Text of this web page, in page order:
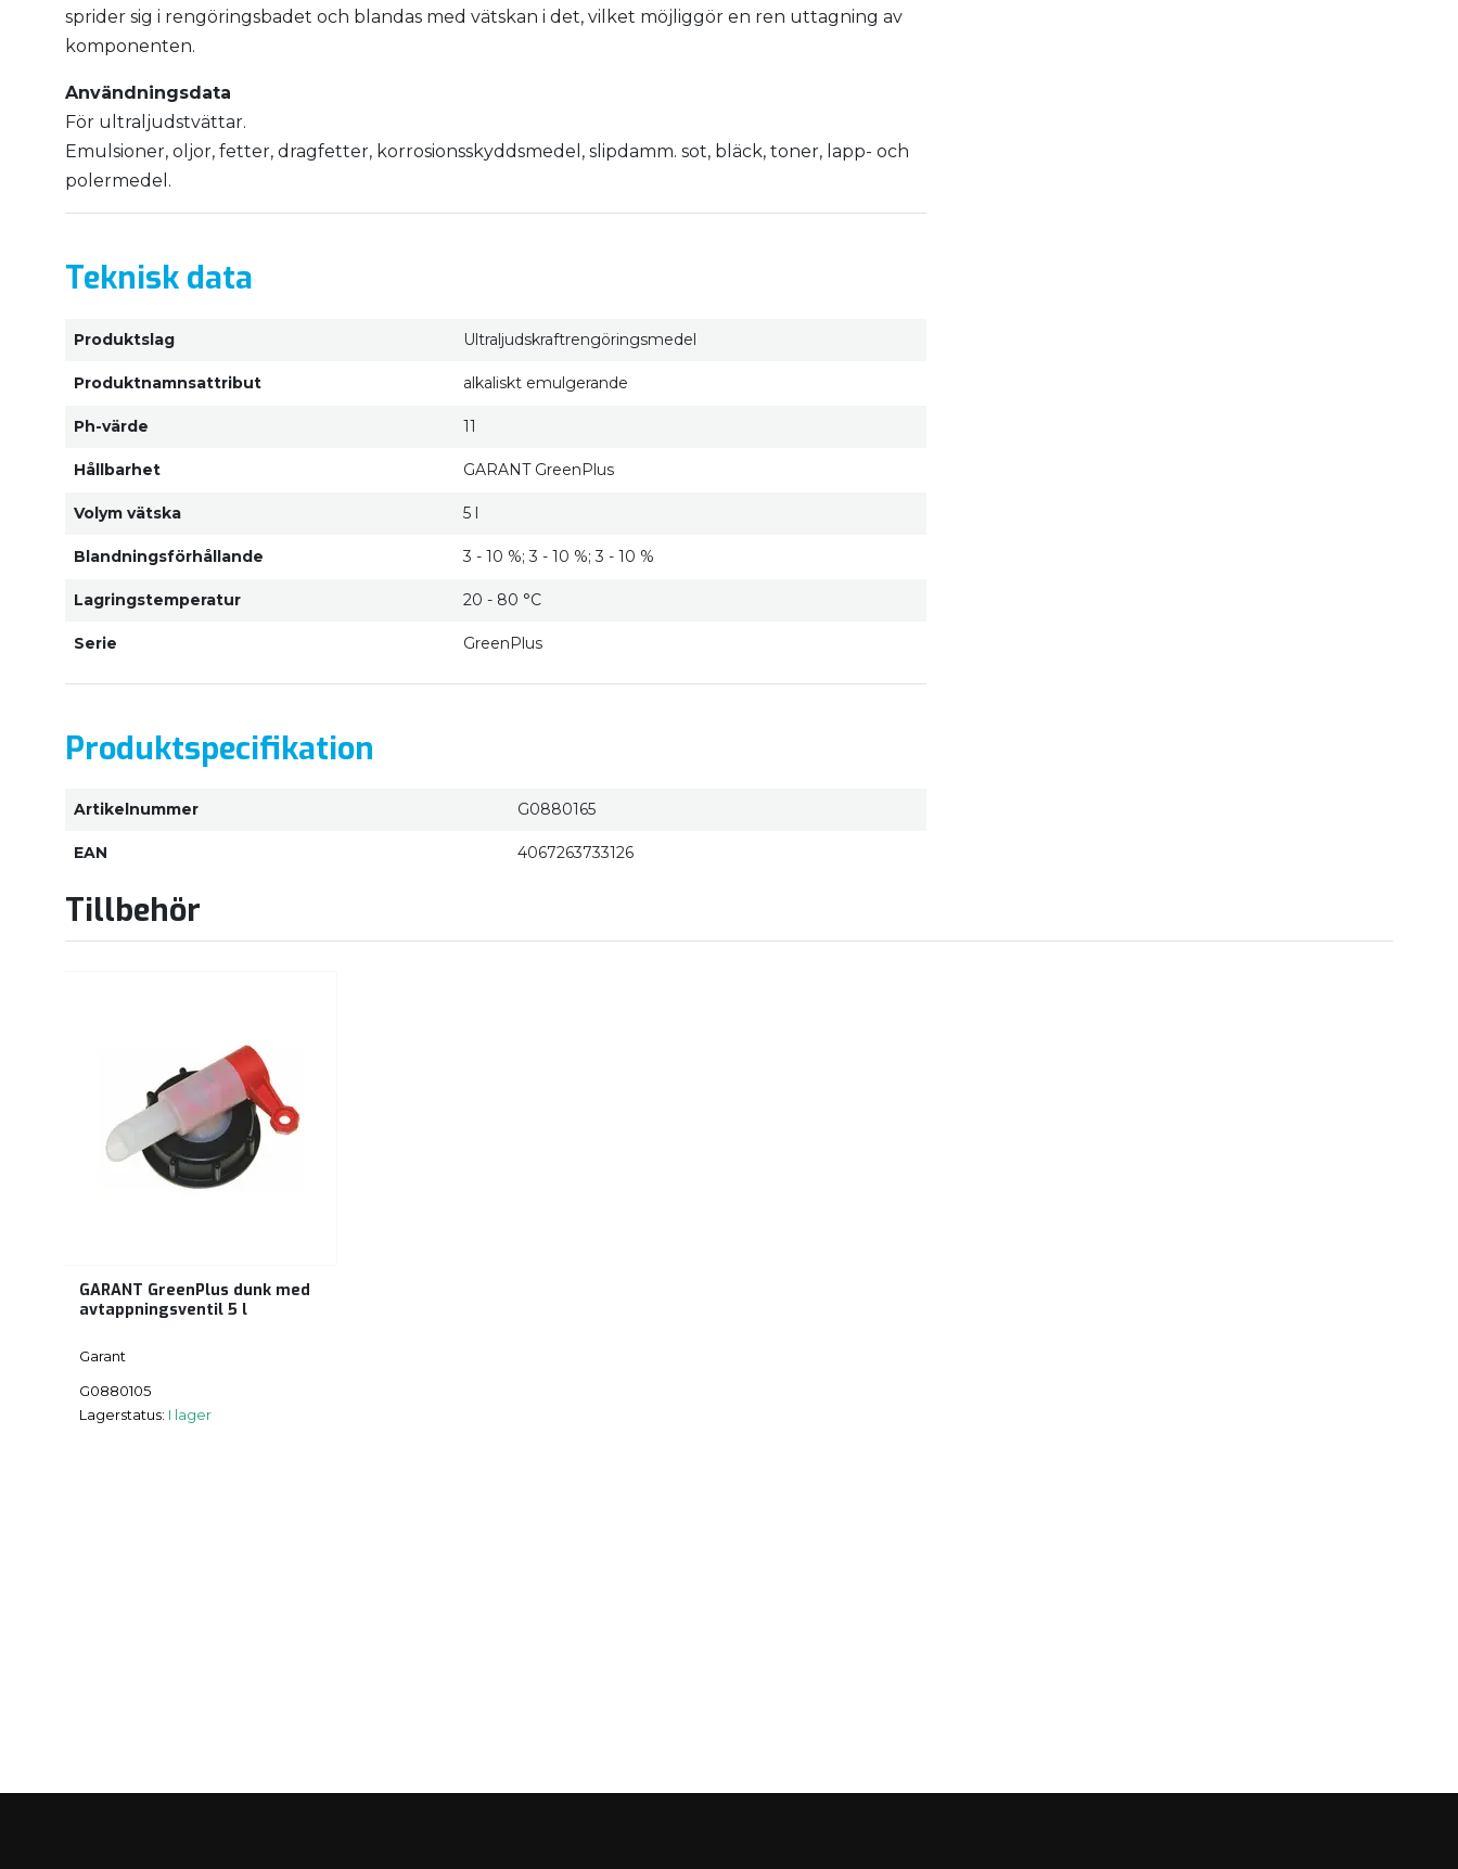
sprider sig i rengöringsbadet och blandas med vätskan i det, vilket möjliggör en ren uttagning av
komponenten.
Användningsdata
För ultraljudstvättar.
Emulsioner, oljor, fetter, dragfetter, korrosionsskyddsmedel, slipdamm. sot, bläck, toner, lapp- och
polermedel.
Teknisk data
Produktslag Ultraljudskraftrengöringsmedel
Produktnamnsattribut alkaliskt emulgerande
Ph-värde 11
Hållbarhet GARANT GreenPlus
Volym vätska 5 l
Blandningsförhållande 3 - 10 %; 3 - 10 %; 3 - 10 %
Lagringstemperatur 20 - 80 °C
Serie GreenPlus
Produktspecifikation
Artikelnummer G0880165
EAN 4067263733126
Tillbehör
GARANT GreenPlus dunk med
avtappningsventil 5 l
Garant
G0880105
Lagerstatus: I lager